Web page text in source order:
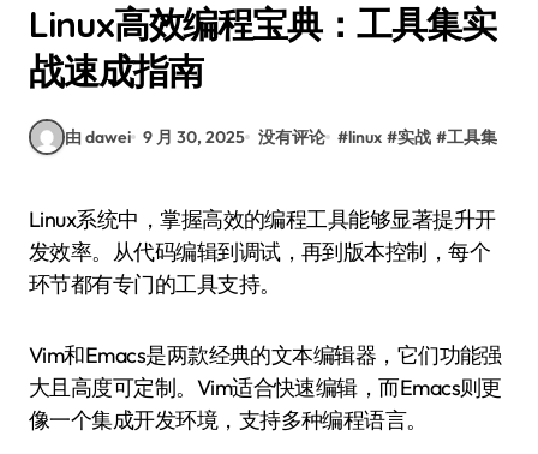
Linux高效编程宝典：工具集实
战速成指南
由 dawei 9 月 30, 2025 没有评论 #linux #实战 #工具集
Linux系统中，掌握高效的编程工具能够显著提升开
发效率。从代码编辑到调试，再到版本控制，每个
环节都有专门的工具支持。
Vim和Emacs是两款经典的文本编辑器，它们功能强
大且高度可定制。Vim适合快速编辑，而Emacs则更
像一个集成开发环境，支持多种编程语言。